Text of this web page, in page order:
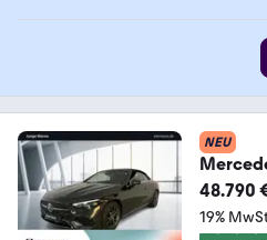
NEU
DIGITAL
48.790
19%